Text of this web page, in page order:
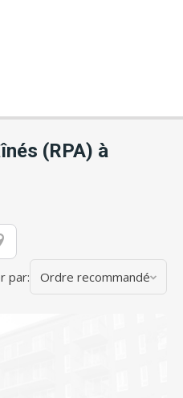
(RPA) à
par: Ordre recommandé